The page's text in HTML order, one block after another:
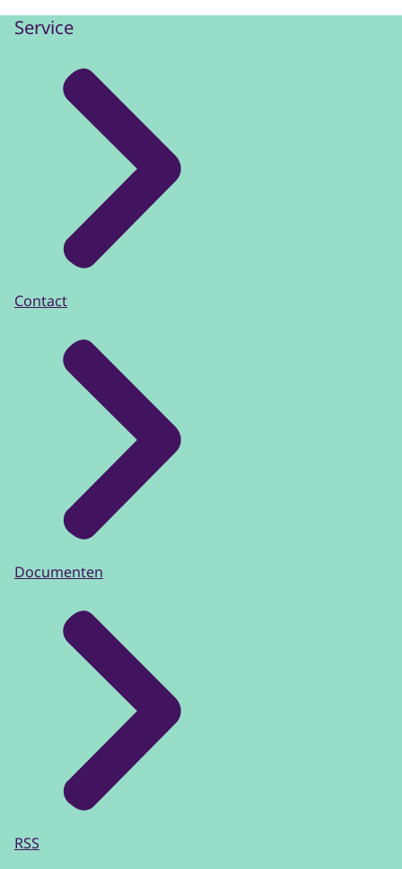
en rechtsstatelijke manier waar te maken.
op: door het verleggen van het
zwaartepunt van het onderzoek inde
voorfase, dus voordat de zitting begint,
gaan we ervan uit dat we een versnelling
kunnen bereiken in het afdoen van zaken
waardoor de doorlooptijden korter
worden. En dat is natuurlijk hartstikke
belangrijk, zowel voor de verdachte als voor
een slechtoffer. Want je ziet uit naar het
betrokken bent en waarin je daadwerkelijk
de ander.
Service
Contact
Documenten
RSS